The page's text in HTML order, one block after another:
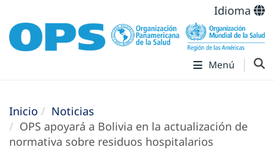
Idioma
Menú
Inicio
Noticias
OPS apoyará a Bolivia en la actualización de
normativa sobre residuos hospitalarios